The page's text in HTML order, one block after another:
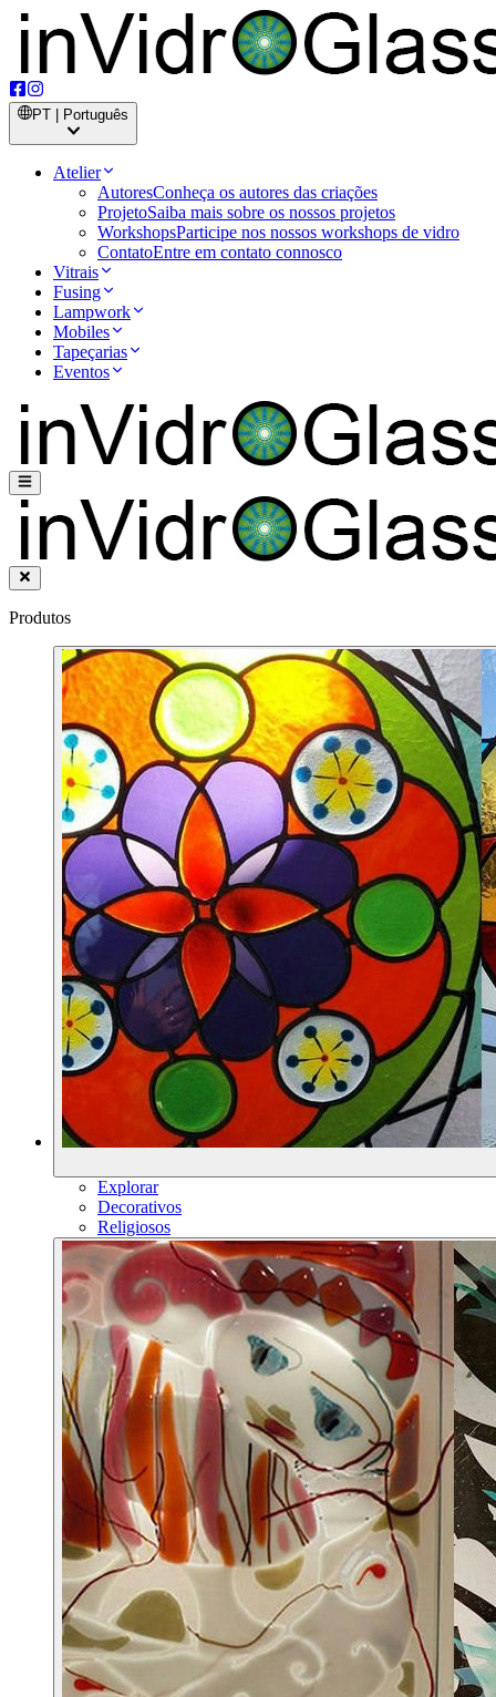
PT | Português
Atelier
AutoresConheça os autores das criações
ProjetoSaiba mais sobre os nossos projetos
WorkshopsParticipe nos nossos workshops de vidro
ContatoEntre em contato connosco
Vitrais
Fusing
Lampwork
Mobiles
Tapeçarias
Eventos
Produtos
Explorar
Decorativos
Religiosos